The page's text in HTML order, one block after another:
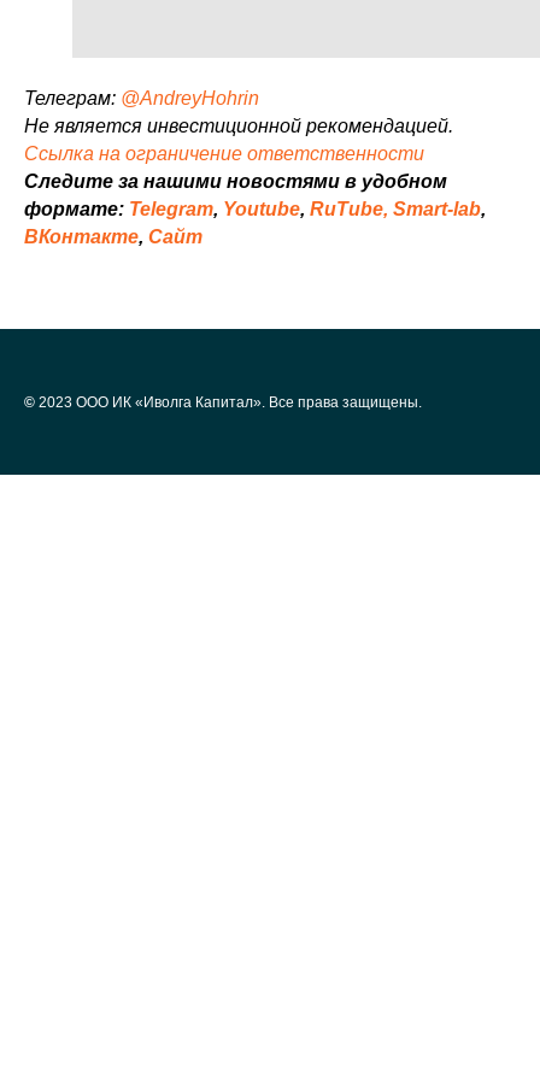
Телеграм: @AndreyHohrin
Не является инвестиционной рекомендацией.
Ссылка на ограничение ответственности
Следите за нашими новостями в удобном
формате: Telegram, Youtube, RuTube, Smart-lab,
ВКонтакте, Сайт
© 2023 ООО ИК «Иволга Капитал». Все права защищены.